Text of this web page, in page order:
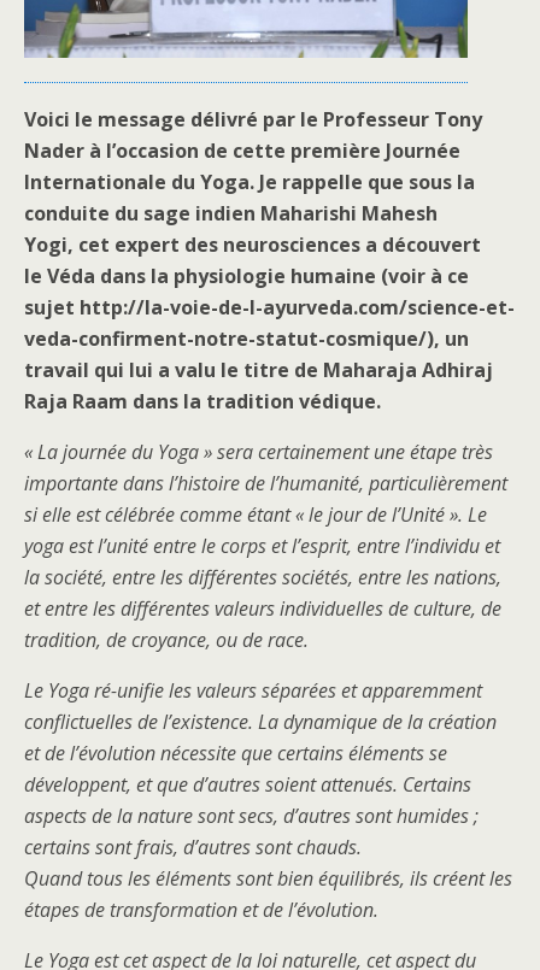
Voici le message délivré par le Professeur Tony
Nader à l’occasion de cette première Journée
Internationale du Yoga. Je rappelle que sous la
conduite du sage indien Maharishi Mahesh
Yogi, cet expert des neurosciences a découvert
le Véda dans la physiologie humaine (voir à ce
sujet http://la-voie-de-l-ayurveda.com/science-et-
veda-confirment-notre-statut-cosmique/), un
travail qui lui a valu le titre de Maharaja Adhiraj
Raja Raam dans la tradition védique.
« La journée du Yoga » sera certainement une étape très
importante dans l’histoire de l’humanité, particulièrement
si elle est célébrée comme étant « le jour de l’Unité ». Le
yoga est l’unité entre le corps et l’esprit, entre l’individu et
la société, entre les différentes sociétés, entre les nations,
et entre les différentes valeurs individuelles de culture, de
tradition, de croyance, ou de race.
Le Yoga ré-unifie les valeurs séparées et apparemment
conflictuelles de l’existence. La dynamique de la création
et de l’évolution nécessite que certains éléments se
développent, et que d’autres soient attenués. Certains
aspects de la nature sont secs, d’autres sont humides ;
certains sont frais, d’autres sont chauds.
Quand tous les éléments sont bien équilibrés, ils créent les
étapes de transformation et de l’évolution.
Le Yoga est cet aspect de la loi naturelle, cet aspect du